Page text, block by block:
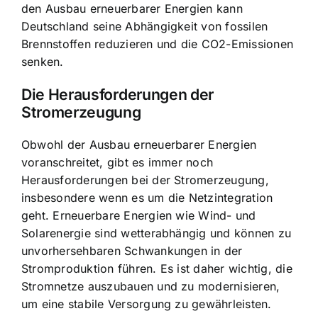
den Ausbau erneuerbarer Energien kann
Deutschland seine Abhängigkeit von fossilen
Brennstoffen reduzieren und die CO2-Emissionen
senken.
Die Herausforderungen der
Stromerzeugung
Obwohl der Ausbau erneuerbarer Energien
voranschreitet, gibt es immer noch
Herausforderungen bei der Stromerzeugung,
insbesondere wenn es um die Netzintegration
geht. Erneuerbare Energien wie Wind- und
Solarenergie sind wetterabhängig und können zu
unvorhersehbaren Schwankungen in der
Stromproduktion führen. Es ist daher wichtig, die
Stromnetze auszubauen und zu modernisieren,
um eine stabile Versorgung zu gewährleisten.